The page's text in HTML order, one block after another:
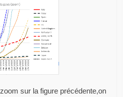
sur la figure précédente,on